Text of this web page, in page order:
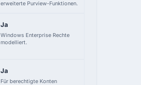
erweiterte Purview-Funktionen.
Ja
Windows Enterprise Rechte
modelliert.
Ja
Für berechtigte Konten